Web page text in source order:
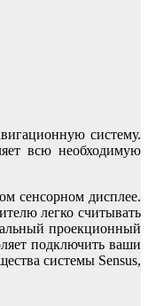
систему.
всю необходимую
сенсорном дисплее.
легко считывать
проекционный
подключить ваши
системы Sensus,